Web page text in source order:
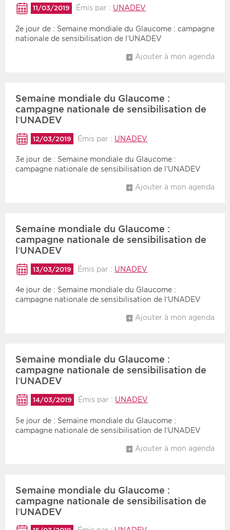
11/03/2019 Émis par : UNADEV
2e jour de : Semaine mondiale du Glaucome : campagne
nationale de sensibilisation de l’UNADEV
Ajouter à mon agenda
Semaine mondiale du Glaucome :
campagne nationale de sensibilisation de
l’UNADEV
12/03/2019 Émis par : UNADEV
3e jour de : Semaine mondiale du Glaucome :
campagne nationale de sensibilisation de l’UNADEV
Ajouter à mon agenda
Semaine mondiale du Glaucome :
campagne nationale de sensibilisation de
l’UNADEV
13/03/2019 Émis par : UNADEV
4e jour de : Semaine mondiale du Glaucome :
campagne nationale de sensibilisation de l’UNADEV
Ajouter à mon agenda
Semaine mondiale du Glaucome :
campagne nationale de sensibilisation de
l’UNADEV
14/03/2019 Émis par : UNADEV
5e jour de : Semaine mondiale du Glaucome :
campagne nationale de sensibilisation de l’UNADEV
Ajouter à mon agenda
Semaine mondiale du Glaucome :
campagne nationale de sensibilisation de
l’UNADEV